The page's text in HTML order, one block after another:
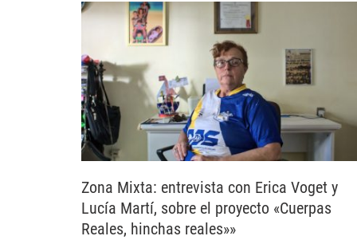
Zona Mixta: entrevista con Erica Voget y
Lucía Martí, sobre el proyecto «Cuerpas
Reales, hinchas reales»»